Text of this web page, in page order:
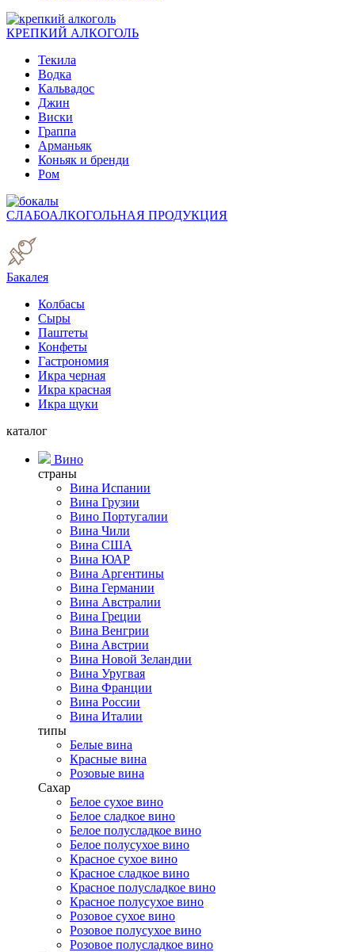
КРЕПКИЙ АЛКОГОЛЬ
Текила
Водка
Кальвадос
Джин
Виски
Граппа
Арманьяк
Коньяк и бренди
Ром
СЛАБОАЛКОГОЛЬНАЯ ПРОДУКЦИЯ
Бакалея
Колбасы
Сыры
Паштеты
Конфеты
Гастрономия
Икра черная
Икра красная
Икра щуки
каталог
Вино
страны
Вина Испании
Вина Грузии
Вино Португалии
Вина Чили
Вина США
Вина ЮАР
Вина Аргентины
Вина Германии
Вина Австралии
Вина Греции
Вина Венгрии
Вина Австрии
Вина Новой Зеландии
Вина Уругвая
Вина Франции
Вина России
Вина Италии
типы
Белые вина
Красные вина
Розовые вина
Сахар
Белое сухое вино
Белое сладкое вино
Белое полусладкое вино
Белое полусухое вино
Красное сухое вино
Красное сладкое вино
Красное полусладкое вино
Красное полусухое вино
Розовое сухое вино
Розовое полусухое вино
Розовое полусладкое вино